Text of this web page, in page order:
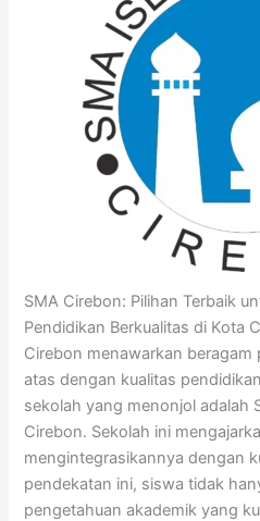
SMA Cirebon: Pilihan Terbaik
Pendidikan Berkualitas di Kota
Cirebon menawarkan
atas dengan kualitas
sekolah yang menonjol adalah
Cirebon. Sekolah ini
mengintegrasikannya dengan
pendekatan ini, siswa tidak
pengetahuan akademik yang